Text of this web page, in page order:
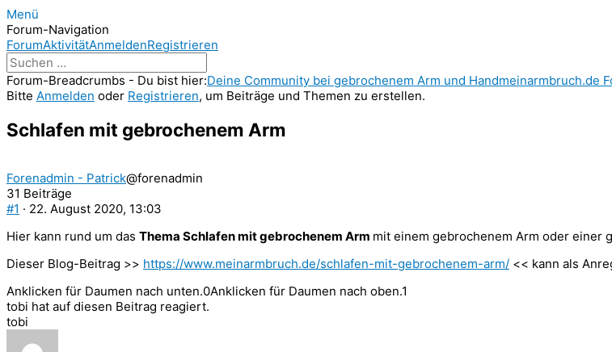
Menü
Forum-Navigation
ForumAktivitätAnmeldenRegistrieren
Forum-Breadcrumbs - Du bist hier:Deine Community bei gebrochenem Arm und Handmeinarmbruch.de
Bitte Anmelden oder Registrieren, um Beiträge und Themen zu erstellen.
Schlafen mit gebrochenem Arm
Forenadmin - Patrick@forenadmin
31 Beiträge
#1 · 22. August 2020, 13:03
Hier kann rund um das Thema Schlafen mit gebrochenem Arm mit einem gebrochenem Arm oder einer
Dieser Blog-Beitrag >> https://www.meinarmbruch.de/schlafen-mit-gebrochenem-arm/ << kann als
Anklicken für Daumen nach unten.0Anklicken für Daumen nach oben.1
tobi hat auf diesen Beitrag reagiert.
tobi